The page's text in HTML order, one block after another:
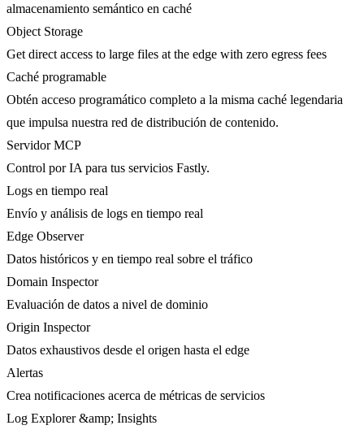
almacenamiento semántico en caché
Object Storage
Get direct access to large files at the edge with zero egress fees
Caché programable
Obtén acceso programático completo a la misma caché legendaria
que impulsa nuestra red de distribución de contenido.
Servidor MCP
Control por IA para tus servicios Fastly.
Logs en tiempo real
Envío y análisis de logs en tiempo real
Edge Observer
Datos históricos y en tiempo real sobre el tráfico
Domain Inspector
Evaluación de datos a nivel de dominio
Origin Inspector
Datos exhaustivos desde el origen hasta el edge
Alertas
Crea notificaciones acerca de métricas de servicios
Log Explorer &amp; Insights